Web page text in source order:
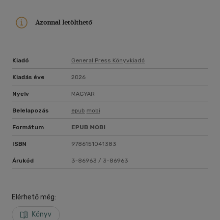
Azonnal letölthető
Kiadó General Press Könyvkiadó
Kiadás éve 2026
Nyelv MAGYAR
Belelapozás epub mobi
Formátum EPUB MOBI
ISBN 9786151041383
Árukód 3-86963 / 3-86963
Elérhető még:
Könyv